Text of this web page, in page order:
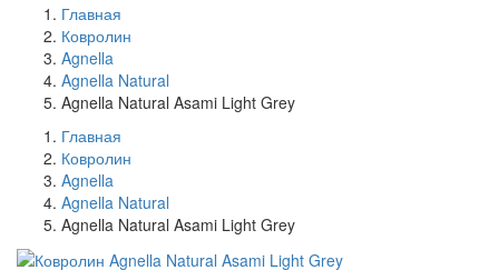
Главная
Ковролин
Agnella
Agnella Natural
Agnella Natural Asami Light Grey
Главная
Ковролин
Agnella
Agnella Natural
Agnella Natural Asami Light Grey